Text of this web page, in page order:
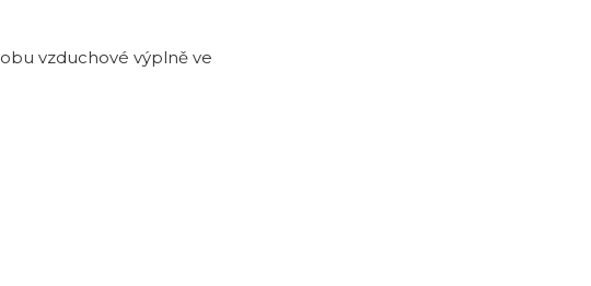
vzduchové výplně ve